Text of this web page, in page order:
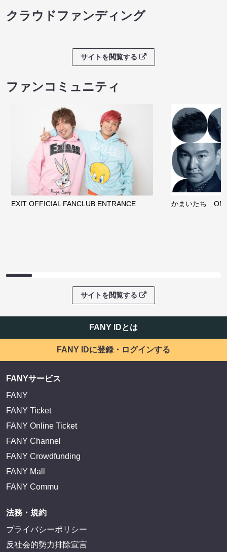
クラウドファンディング
サイトを閲覧する
ファンコミュニティ
EXIT OFFICIAL FANCLUB ENTRANCE かまいたち
サイトを閲覧する
FANY IDとは
FANY IDに登録・ログインする
FANYサービス
FANY
FANY Ticket
FANY Online Ticket
FANY Channel
FANY Crowdfunding
FANY Mall
FANY Commu
法務・規約
プライバシーポリシー
反社会的勢力排除宣言